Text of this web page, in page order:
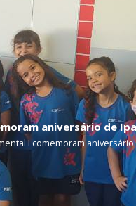
aniversário de
I comemoram